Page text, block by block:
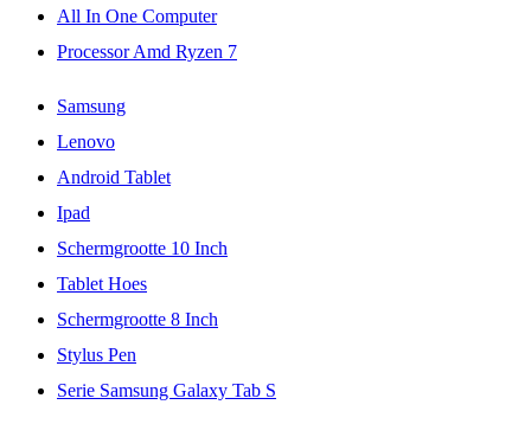
All In One Computer
Processor Amd Ryzen 7
Samsung
Lenovo
Android Tablet
Ipad
Schermgrootte 10 Inch
Tablet Hoes
Schermgrootte 8 Inch
Stylus Pen
Serie Samsung Galaxy Tab S